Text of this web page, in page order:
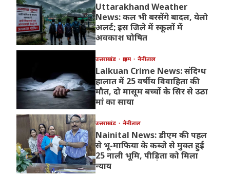
Uttarakhand Weather
News: कल भी बरसेंगे बादल, येलो
अलर्ट; इस जिले में स्कूलों में
अवकाश घोषित
उत्तराखंड क्राइम नैनीताल
Lalkuan Crime News: संदिग्ध
हालात में 25 वर्षीय विवाहिता की
मौत, दो मासूम बच्चों के सिर से उठा
मां का साया
उत्तराखंड नैनीताल
Nainital News: डीएम की पहल
से भू-माफिया के कब्जे से मुक्त हुई
25 नाली भूमि, पीड़िता को मिला
न्याय